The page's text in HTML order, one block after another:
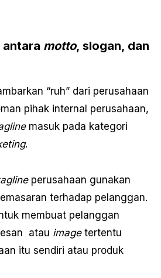
motto, slogan, dan
“ruh” dari perusahaan
pihak internal perusahaan,
masuk pada kategori
.
perusahaan gunakan
terhadap pelanggan.
membuat pelanggan
atau image tertentu
itu sendiri atau produk